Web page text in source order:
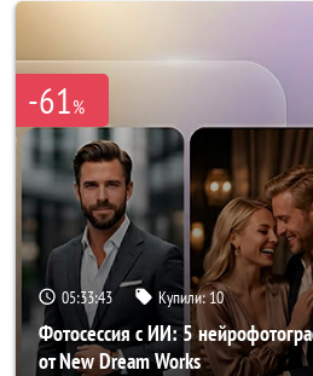
-61%
05:33:41 Купили:10
Фотосессия с ИИ: 5
от New Dream Works